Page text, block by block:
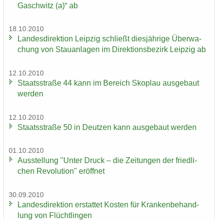
Gaschwitz (a)“ ab
18.10.2010
Lan­des­di­rek­ti­on Leip­zig schließt dies­jäh­ri­ge Über­wa­
chung von Stau­an­la­gen im Di­rek­ti­ons­be­zirk Leip­zig ab
12.10.2010
Staats­stra­ße 44 kann im Be­reich Sko­plau aus­ge­baut
wer­den
12.10.2010
Staats­stra­ße 50 in Deut­zen kann aus­ge­baut wer­den
01.10.2010
Aus­stel­lung "Unter Druck – die Zei­tun­gen der fried­li­
chen Re­vo­lu­ti­on" er­öff­net
30.09.2010
Lan­des­di­rek­ti­on er­stat­tet Kos­ten für Kran­ken­be­hand­
lung von Flücht­lin­gen